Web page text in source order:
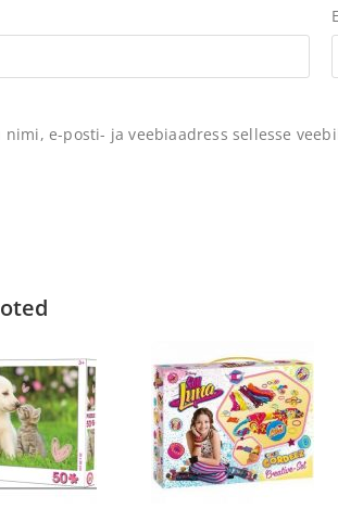
nimi, e-posti- ja veebiaadress sellesse